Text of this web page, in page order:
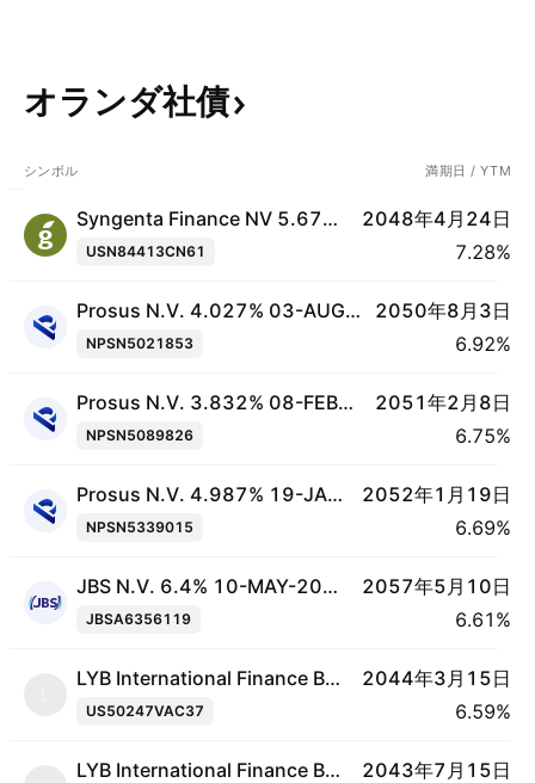
オランダ社債
シンボル 満期日 / YTM
Syngenta Finance NV 5.676% 24-APR-2048
USN84413CN61 7.28%
2048年4月24日
Prosus N.V. 4.027% 03-AUG-2050
NPSN5021853 6.92%
2050年8月3日
Prosus N.V. 3.832% 08-FEB-2051
NPSN5089826 6.75%
2051年2月8日
Prosus N.V. 4.987% 19-JAN-2052
NPSN5339015 6.69%
2052年1月19日
JBS N.V. 6.4% 10-MAY-2057
JBSA6356119 6.61%
2057年5月10日
LYB International Finance BV 4.875% 15-MAR-2044
US50247VAC37 6.59%
2044年3月15日
LYB International Finance BV 5.25% 15-JUL-2043 2043年7月15日